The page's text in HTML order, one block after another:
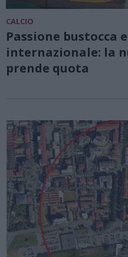
CALCIO
Passione bustocca
internazionale: la
prende quota